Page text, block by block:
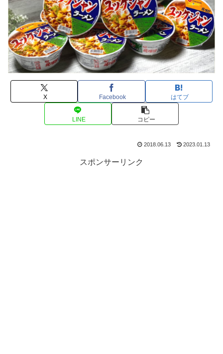
X Facebook はてブ
LINE コピー
2018.06.13 2023.01.13
スポンサーリンク